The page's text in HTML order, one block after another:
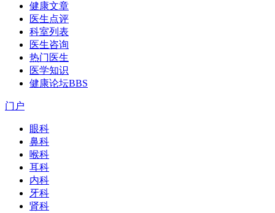
健康文章
医生点评
科室列表
医生咨询
热门医生
医学知识
健康论坛BBS
门户
眼科
鼻科
喉科
耳科
内科
牙科
肾科